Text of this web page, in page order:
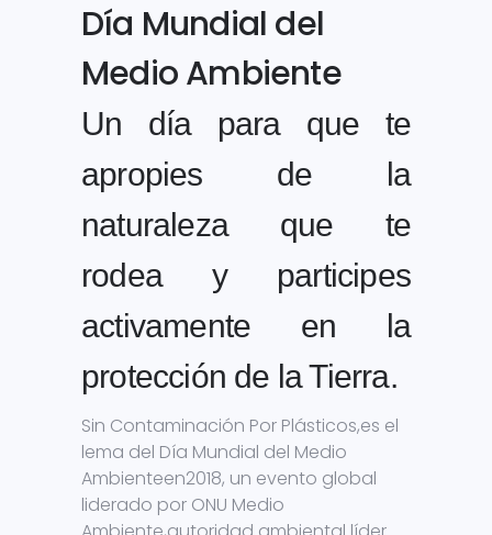
Día Mundial del
Medio Ambiente
Un día para que te
apropies de la
naturaleza que te
rodea y participes
activamente en la
protección de la Tierra.
Sin Contaminación Por Plásticos,es el
lema del Día Mundial del Medio
Ambienteen2018, un evento global
liderado por ONU Medio